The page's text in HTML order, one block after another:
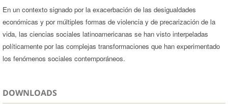
En un contexto signado por la exacerbación de las desigualdades
económicas y por múltiples formas de violencia y de precarización de la
vida, las ciencias sociales latinoamericanas se han visto interpeladas
políticamente por las complejas transformaciones que han experimentado
los fenómenos sociales contemporáneos.
DOWNLOADS